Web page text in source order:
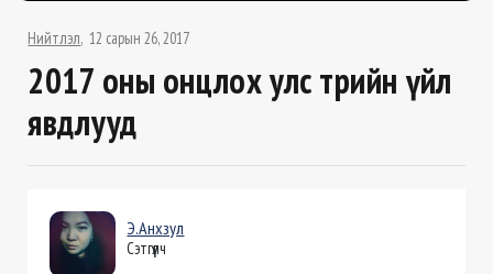
Нийтлэл 12 сарын 26, 2017
2017 оны онцлох улс төрийн үйл
явдлууд
Э.Анхзул
Сэтгүүлч